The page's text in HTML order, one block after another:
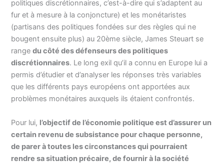
politiques discrétionnaires, c’est-à-dire qui s’adaptent au
fur et à mesure à la conjoncture) et les monétaristes
(partisans des politiques fondées sur des règles qui ne
bougent ensuite plus) au 20ème siècle, James Steuart se
rangedu côté des défenseurs des politiques
discrétionnaires. Le long exil qu’il a connu en Europe lui a
permis d’étudier et d’analyser les réponses très variables
que les différents pays européens ont apportées aux
problèmes monétaires auxquels ils étaient confrontés.
Pour lui, l’objectif de l’économie politique est d’assurer un
certain revenu de subsistance pour chaque personne,
de parer à toutes les circonstances qui pourraient
rendre sa situation précaire, de fournir à la société